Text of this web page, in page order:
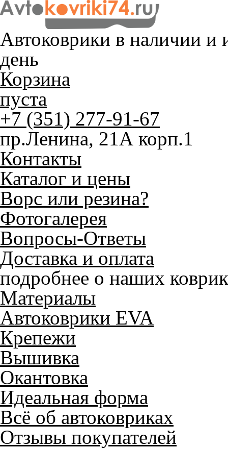
Автоковрики в наличии и
день
Корзина
пуста
+7 (351) 277-91-67
пр.Ленина, 21А корп.1
Контакты
Каталог и цены
Ворс или резина?
Фотогалерея
Вопросы-Ответы
Доставка и оплата
подробнее о наших
Материалы
Автоковрики EVA
Крепежи
Вышивка
Окантовка
Идеальная форма
Всё об автоковриках
Отзывы покупателей